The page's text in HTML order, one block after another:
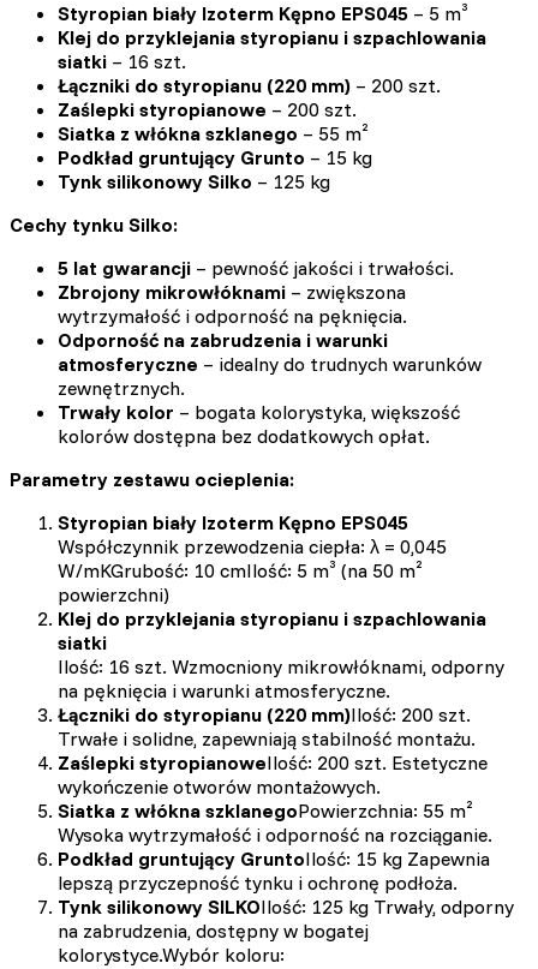
Styropian biały Izoterm Kępno EPS045 – 5 m³
Klej do przyklejania styropianu i szpachlowania
siatki – 16 szt.
Łączniki do styropianu (220 mm) – 200 szt.
Zaślepki styropianowe – 200 szt.
Siatka z włókna szklanego – 55 m²
Podkład gruntujący Grunto – 15 kg
Tynk silikonowy Silko – 125 kg
Cechy tynku Silko:
5 lat gwarancji – pewność jakości i trwałości.
Zbrojony mikrowłóknami – zwiększona
wytrzymałość i odporność na pęknięcia.
Odporność na zabrudzenia i warunki
atmosferyczne – idealny do trudnych warunków
zewnętrznych.
Trwały kolor – bogata kolorystyka, większość
kolorów dostępna bez dodatkowych opłat.
Parametry zestawu ocieplenia:
Styropian biały Izoterm Kępno EPS045
Współczynnik przewodzenia ciepła: λ = 0,045
W/mKGrubość: 10 cmIlość: 5 m³ (na 50 m²
powierzchni)
Klej do przyklejania styropianu i szpachlowania
siatki
Ilość: 16 szt. Wzmocniony mikrowłóknami, odporny
na pęknięcia i warunki atmosferyczne.
Łączniki do styropianu (220 mm)Ilość: 200 szt.
Trwałe i solidne, zapewniają stabilność montażu.
Zaślepki styropianoweIlość: 200 szt. Estetyczne
wykończenie otworów montażowych.
Siatka z włókna szklanegoPowierzchnia: 55 m²
Wysoka wytrzymałość i odporność na rozciąganie.
Podkład gruntujący GruntoIlość: 15 kg Zapewnia
lepszą przyczepność tynku i ochronę podłoża.
Tynk silikonowy SILKOIlość: 125 kg Trwały, odporny
na zabrudzenia, dostępny w bogatej
kolorystyce.Wybór koloru: